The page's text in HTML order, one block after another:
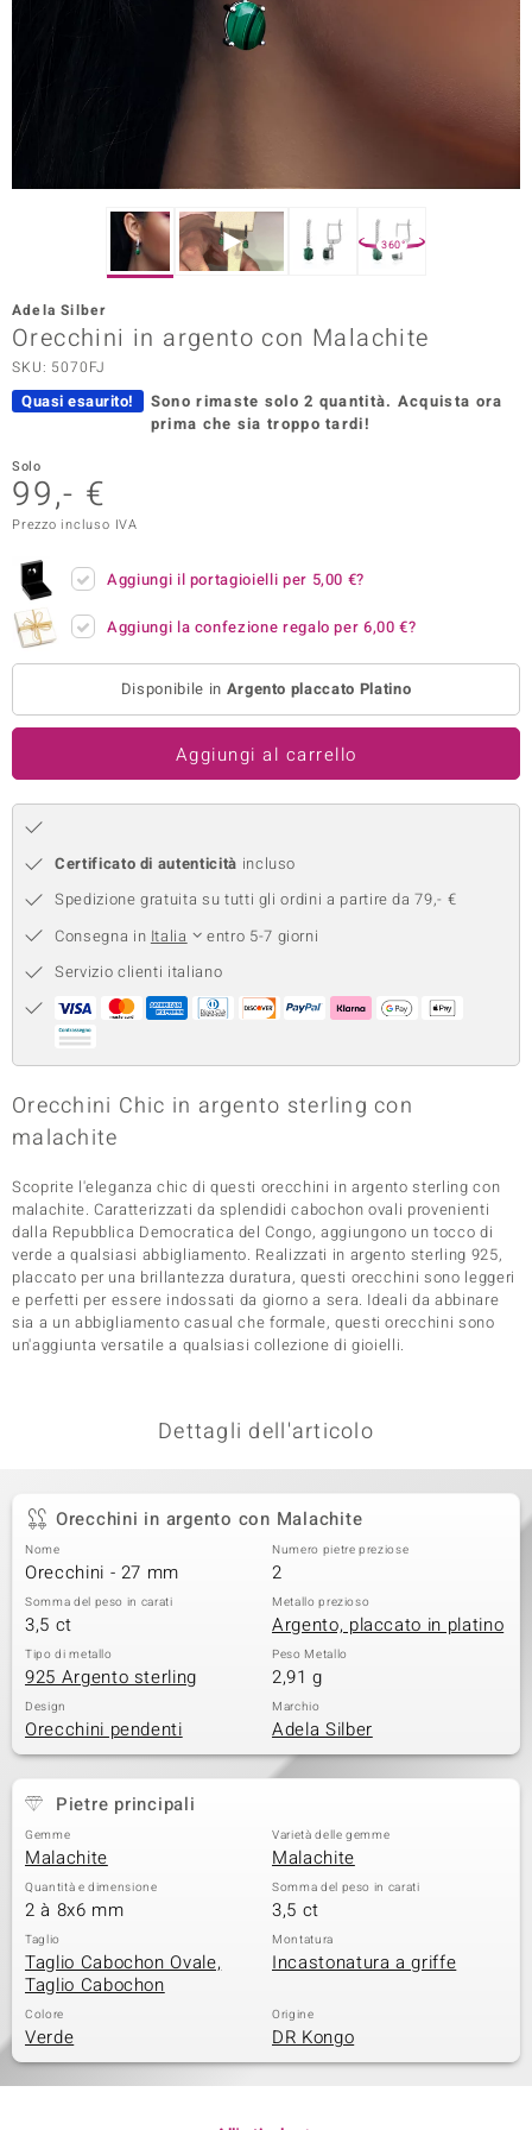
SELECTION
Paraíso
del Boss
Collection
Classics
360°
Adela Silber
Orecchini in argento con Malachite
SKU: 5070FJ
Quasi esaurito! Sono rimaste solo 2 quantità. Acquista ora
prima che sia troppo tardi!
Solo
99,- €
Prezzo incluso IVA
Aggiungi il portagioielli per 5,00 €?
Aggiungi la confezione regalo per6,00 €?
Disponibile in Argento placcato Platino
Aggiungi al carrello
Certificato di autenticità incluso
Spedizione gratuita su tutti gli ordini a partire da 79,- €
Consegna in Italia
entro 5-7 giorni
Servizio clienti italiano
Orecchini Chic in argento sterling con
malachite
Scoprite l'eleganza chic di questi orecchini in argento sterling con
malachite. Caratterizzati da splendidi cabochon ovali provenienti
dalla Repubblica Democratica del Congo, aggiungono un tocco di
verde a qualsiasi abbigliamento. Realizzati in argento sterling 925,
placcato per una brillantezza duratura, questi orecchini sono leggeri
e perfetti per essere indossati da giorno a sera. Ideali da abbinare
sia a un abbigliamento casual che formale, questi orecchini sono
un'aggiunta versatile a qualsiasi collezione di gioielli.
Dettagli dell'articolo
Orecchini in argento con Malachite
Nome
Orecchini - 27 mm
Numero pietre preziose
2
Somma del peso in carati
3,5 ct
Metallo prezioso
Argento, placcato in platino
Tipo di metallo
925 Argento sterling
Peso Metallo
2,91 g
Design
Orecchini pendenti
Marchio
Adela Silber
Pietre principali
Gemme
Malachite
Varietà delle gemme
Malachite
Quantità e dimensione
2 à 8x6 mm
Somma del peso in carati
3,5 ct
Taglio
Taglio Cabochon Ovale,
Taglio Cabochon
Montatura
Incastonatura a griffe
Colore
Verde
Origine
DR Kongo